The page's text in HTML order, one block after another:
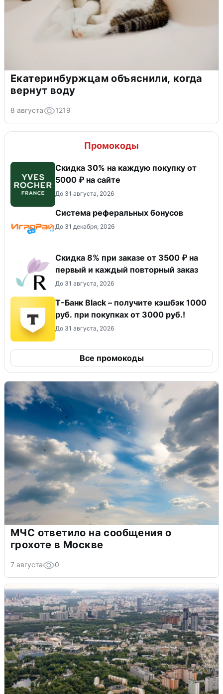
Екатеринбуржцам объяснили, когда
вернут воду
8 августа 1219
Промокоды
Скидка 30% на каждую покупку от
5000 ₽ на сайте
До 31 августа, 2026
Система реферальных бонусов
До 31 декабря, 2026
Скидка 8% при заказе от 3500 ₽ на
первый и каждый повторный заказ
До 31 августа, 2026
Т-Банк Black – получите кэшбэк 1000
руб. при покупках от 3000 руб.!
До 31 августа, 2026
Все промокоды
МЧС ответило на сообщения о
грохоте в Москве
7 августа 0